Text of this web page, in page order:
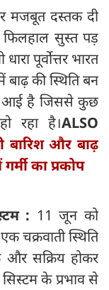
दस्तक दी
सुस्त पड़
पूर्वोत्तर भारत
बाढ़ की स्थिति बन
आई है जिससे कुछ
रहा है।ALSO
बारिश और बाढ़
का प्रकोप
: 11 जून को
चक्रवाती स्थिति
सक्रिय होकर
के प्रभाव से